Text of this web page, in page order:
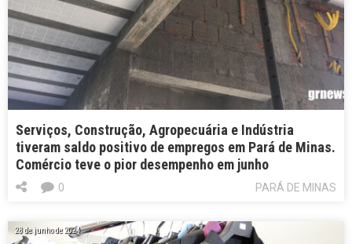
Serviços, Construção, Agropecuária e Indústria
tiveram saldo positivo de empregos em Pará de Minas.
Comércio teve o pior desempenho em junho
PARÁ DE MINAS
0
28 de junho de 2024